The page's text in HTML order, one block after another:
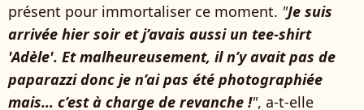
présent pour immortaliser ce moment. "Je suis
arrivée hier soir et j’avais aussi un tee-shirt
'Adèle'. Et malheureusement, il n’y avait pas de
paparazzi donc je n’ai pas été photographiée
mais… c’est à charge de revanche !", a-t-elle